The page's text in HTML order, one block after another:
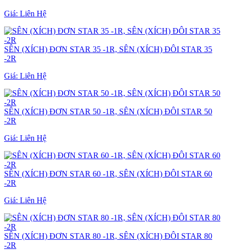
Giá: Liên Hệ
SÊN (XÍCH) ĐƠN STAR 35 -1R, SÊN (XÍCH) ĐÔI STAR 35
-2R
Giá: Liên Hệ
SÊN (XÍCH) ĐƠN STAR 50 -1R, SÊN (XÍCH) ĐÔI STAR 50
-2R
Giá: Liên Hệ
SÊN (XÍCH) ĐƠN STAR 60 -1R, SÊN (XÍCH) ĐÔI STAR 60
-2R
Giá: Liên Hệ
SÊN (XÍCH) ĐƠN STAR 80 -1R, SÊN (XÍCH) ĐÔI STAR 80
-2R